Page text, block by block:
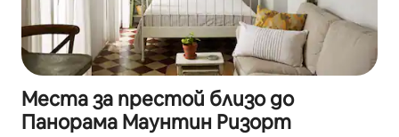
Места за престой близо до
Панорама Маунтин Ризорт